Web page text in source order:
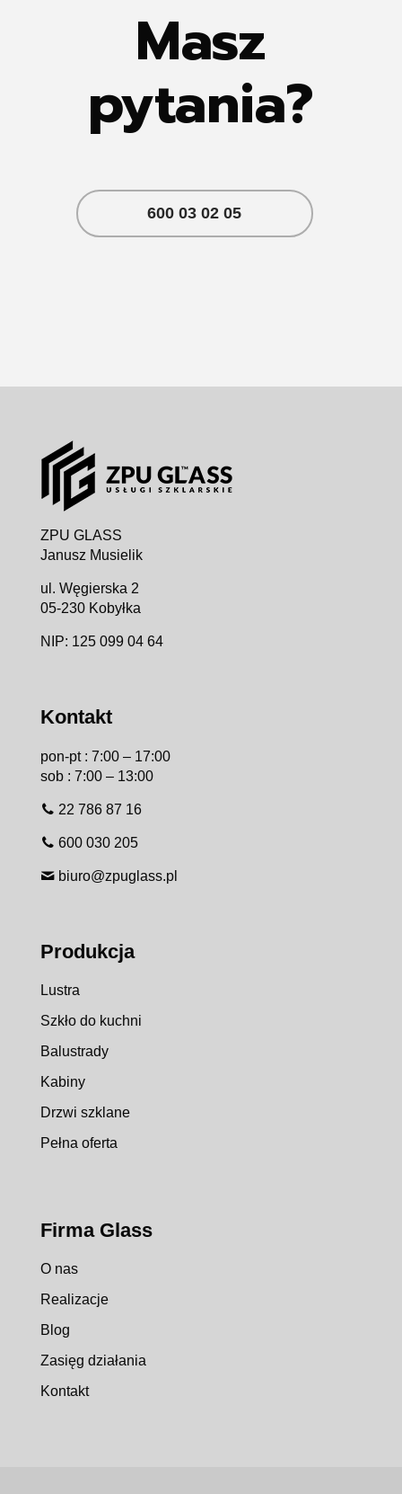
Masz
pytania?
600 03 02 05
ZPU GLASS
Janusz Musielik
ul. Węgierska 2
05-230 Kobyłka
NIP: 125 099 04 64
Kontakt
pon-pt : 7:00 – 17:00
sob : 7:00 – 13:00
22 786 87 16
600 030 205
biuro@zpuglass.pl
Produkcja
Lustra
Szkło do kuchni
Balustrady
Kabiny
Drzwi szklane
Pełna oferta
Firma Glass
O nas
Realizacje
Blog
Zasięg działania
Kontakt